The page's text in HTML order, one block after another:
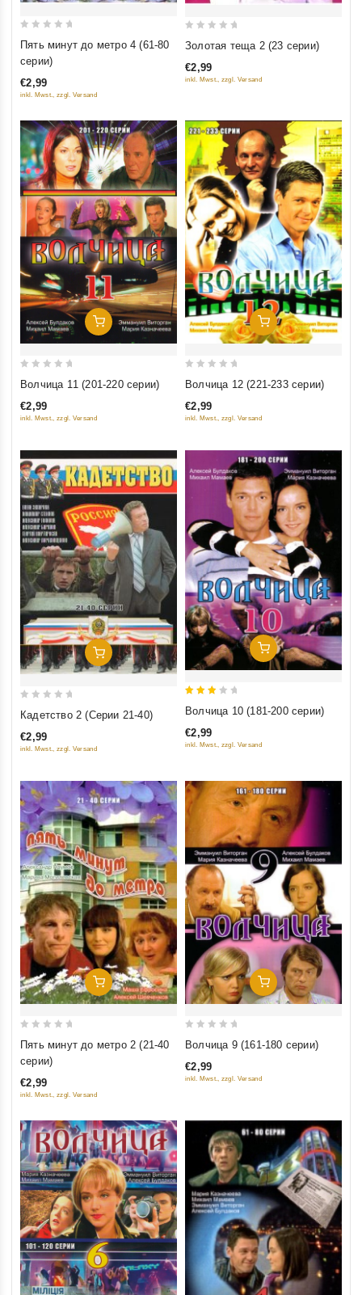
5
Пять минут до метро 4 (61-80
серии)
€2,99
inkl. Mwst., zzgl. Versand
of
Золотая теща 2 (23 серии)
€2,99
inkl. Mwst., zzgl. Versand
Добавить В Корзину
of
Волчица 11 (201-220 серии)
€2,99
inkl. Mwst., zzgl. Versand
Добавить В Корзину
of
Волчица 12 (221-233 серии)
€2,99
inkl. Mwst., zzgl. Versand
Добавить В Корзину
out
of
Кадетство 2 (Серии 21-40)
€2,99
inkl. Mwst., zzgl. Versand
Добавить В Корзину
of 5
Волчица 10 (181-200 серии)
€2,99
inkl. Mwst., zzgl. Versand
Добавить В Корзину
5
Пять минут до метро 2 (21-40
серии)
€2,99
inkl. Mwst., zzgl. Versand
Добавить В Корзину
of
Волчица 9 (161-180 серии)
€2,99
inkl. Mwst., zzgl. Versand